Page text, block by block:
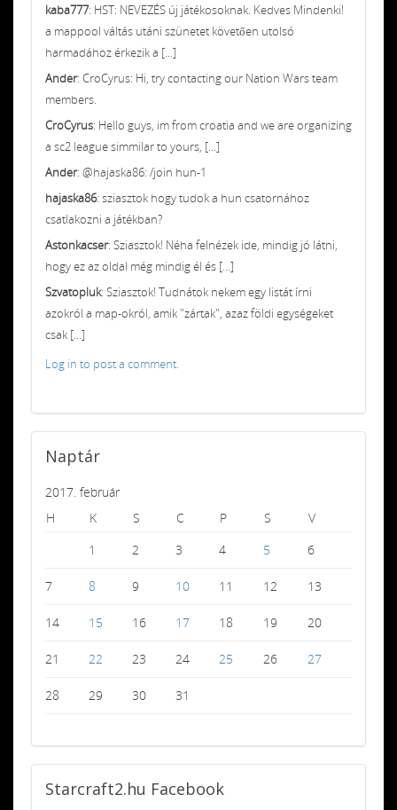
kaba777: HST: NEVEZÉS új játékosoknak. Kedves Mindenki!
a mappool váltás utáni szünetet követően utolsó
harmadához érkezik a [...]
Ander: CroCyrus: Hi, try contacting our Nation Wars team
members.
CroCyrus: Hello guys, im from croatia and we are organizing
a sc2 league simmilar to yours, [...]
Ander: @hajaska86: /join hun-1
hajaska86: sziasztok hogy tudok a hun csatornához
csatlakozni a játékban?
Astonkacser: Sziasztok! Néha felnézek ide, mindig jó látni,
hogy ez az oldal még mindig él és [...]
Szvatopluk: Sziasztok! Tudnátok nekem egy listát írni
azokról a map-okról, amik "zártak", azaz földi egységeket
csak [...]
Log in to post a comment.
Naptár
2017. február
H
K S C P S
V
1
2 3 4 5 6
7 8 9 10 11 12 13
14 15 16 17 18 19 20
21 22 23 24 25 26 27
28 29 30 31
Starcraft2.hu Facebook